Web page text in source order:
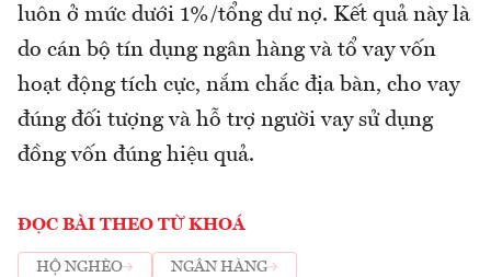
luôn ở mức dưới 1%/tổng dư nợ. Kết quả này là
do cán bộ tín dụng ngân hàng và tổ vay vốn
hoạt động tích cực, nắm chắc địa bàn, cho vay
đúng đối tượng và hỗ trợ người vay sử dụng
đồng vốn đúng hiệu quả.
ĐỌC BÀI THEO TỪ KHOÁ
HỘ NGHÈO
NGÂN HÀNG